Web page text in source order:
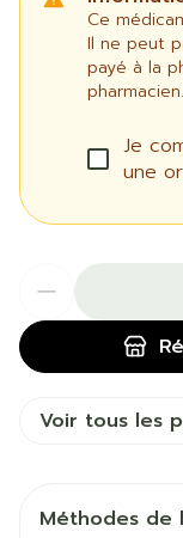
Ce
Il ne peut
payé à la
pharmacien.
Je
une
Voir tous les
Méthodes de